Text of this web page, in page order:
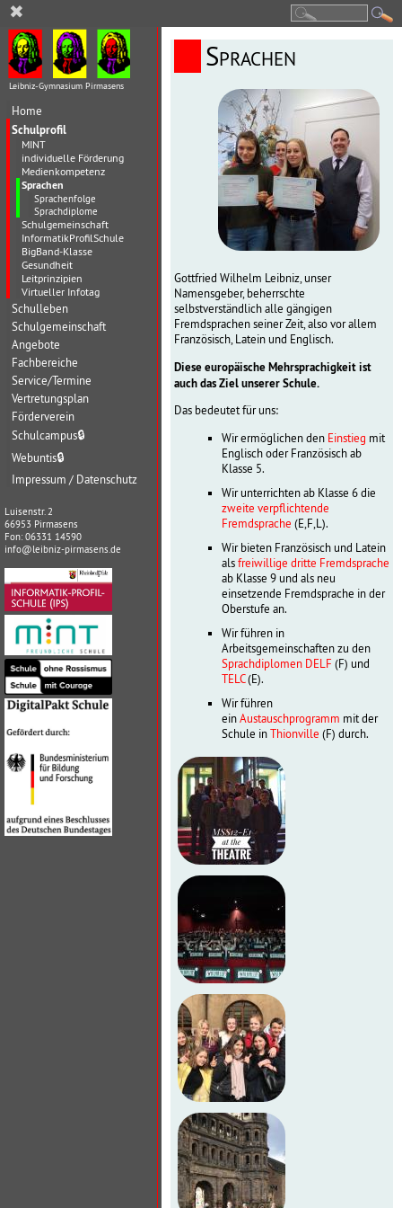
Leibniz-Gymnasium Pirmasens
Home
Schulprofil
MINT
individuelle Förderung
Medienkompetenz
Sprachen
Sprachenfolge
Sprachdiplome
Schulgemeinschaft
InformatikProfilSchule
BigBand-Klasse
Gesundheit
Leitprinzipien
Virtueller Infotag
Schulleben
Schulgemeinschaft
Angebote
Fachbereiche
Service/Termine
Vertretungsplan
Förderverein
Schulcampus🔒
Webuntis🔒
Impressum / Datenschutz
Luisenstr. 2
66953 Pirmasens
Fon: 06331 14590
info@leibniz-pirmasens.de
Sprachen
Gottfried Wilhelm Leibniz, unser
Namensgeber, beherrschte
selbstverständlich alle gängigen
Fremdsprachen seiner Zeit, also vor allem
Französisch, Latein und Englisch.
Diese europäische Mehrsprachigkeit ist
auch das Ziel unserer Schule.
Das bedeutet für uns:
Wir ermöglichen den Einstieg mit
Englisch oder Französisch ab
Klasse 5.
Wir unterrichten ab Klasse 6 die
zweite verpflichtende
Fremdsprache (E,F,L).
Wir bieten Französisch und Latein
alsfreiwillige dritte Fremdsprache
ab Klasse 9 und als neu
einsetzende Fremdsprache in der
Oberstufe an.
Wir führen in
Arbeitsgemeinschaften zu den
Sprachdiplomen DELF (F) und
TELC(E).
Wir führen
einAustauschprogramm mit der
Schule inThionville (F) durch.
✖